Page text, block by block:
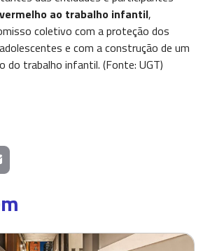
ao trabalho infantil,
coletivo com a proteção dos
e com a construção de um
do trabalho infantil. (Fonte: UGT)